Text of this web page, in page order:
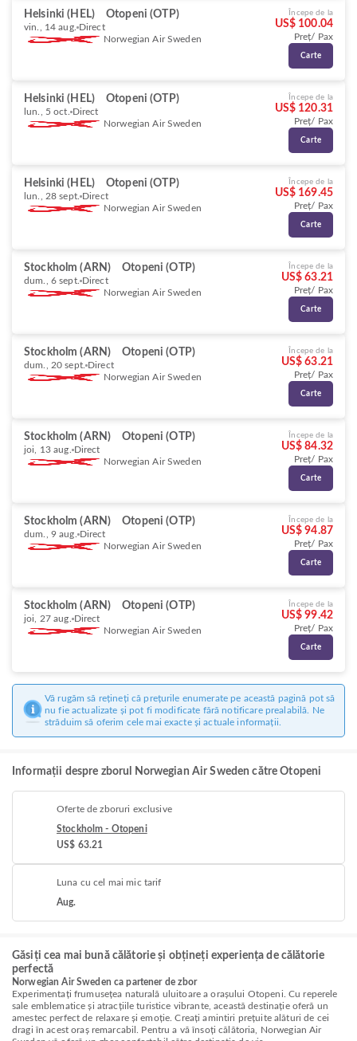
Helsinki (HEL) Otopeni (OTP)
vin., 14 aug. Direct
Norwegian Air Sweden
Începe de la
US$ 100.04
Preț/ Pax
Carte
Helsinki (HEL) Otopeni (OTP)
lun., 5 oct. Direct
Norwegian Air Sweden
Începe de la
US$ 120.31
Preț/ Pax
Carte
Helsinki (HEL) Otopeni (OTP)
lun., 28 sept. Direct
Norwegian Air Sweden
Începe de la
US$ 169.45
Preț/ Pax
Carte
Stockholm (ARN) Otopeni (OTP)
dum., 6 sept. Direct
Norwegian Air Sweden
Începe de la
US$ 63.21
Preț/ Pax
Carte
Stockholm (ARN) Otopeni (OTP)
dum., 20 sept. Direct
Norwegian Air Sweden
Începe de la
US$ 63.21
Preț/ Pax
Carte
Stockholm (ARN) Otopeni (OTP)
joi, 13 aug. Direct
Norwegian Air Sweden
Începe de la
US$ 84.32
Preț/ Pax
Carte
Stockholm (ARN) Otopeni (OTP)
dum., 9 aug. Direct
Norwegian Air Sweden
Începe de la
US$ 94.87
Preț/ Pax
Carte
Stockholm (ARN) Otopeni (OTP)
joi, 27 aug. Direct
Norwegian Air Sweden
Începe de la
US$ 99.42
Preț/ Pax
Carte
Vă rugăm să rețineți că prețurile enumerate pe această pagină pot să
nu fie actualizate și pot fi modificate fără notificare prealabilă. Ne
străduim să oferim cele mai exacte și actuale informații.
Informații despre zborul Norwegian Air Sweden către Otopeni
Oferte de zboruri exclusive
Stockholm - Otopeni
US$ 63.21
Luna cu cel mai mic tarif
Aug.
Găsiți cea mai bună călătorie și obțineți experiența de călătorie
perfectă
Norwegian Air Sweden ca partener de zbor
Experimentați frumusețea naturală uluitoare a orașului Otopeni. Cu reperele
sale emblematice și atracțiile turistice vibrante, această destinație oferă un
amestec perfect de relaxare și emoție. Creați amintiri prețuite alături de cei
dragi în acest oraș remarcabil. Pentru a vă însoți călătoria, Norwegian Air